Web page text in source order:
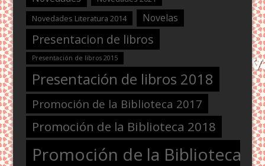
Novedades Literatura 2014
Novelas
Presentacion de libros
Presentación de libros 2015
Presentación de libros 2018
Promoción de la Biblioteca 2017
Promoción de la Biblioteca 2018
Promoción de la Biblioteca